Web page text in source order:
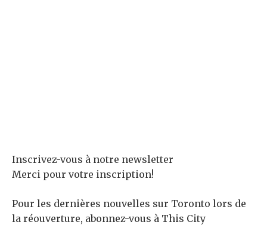
Inscrivez-vous à notre newsletter
Merci pour votre inscription!
Pour les dernières nouvelles sur Toronto lors de
la réouverture, abonnez-vous à This City